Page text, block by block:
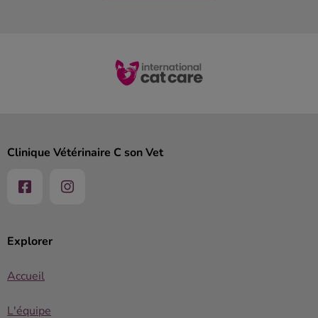
Explorer
Accueil
L'équipe
Clinique Vétérinaire C son Vet